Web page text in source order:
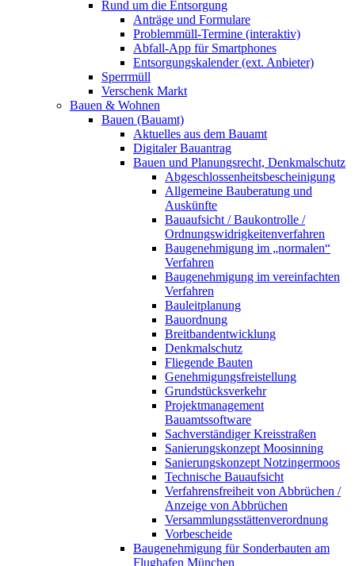
Rund um die Entsorgung
Anträge und Formulare
Problemmüll-Termine (interaktiv)
Abfall-App für Smartphones
Entsorgungskalender (ext. Anbieter)
Sperrmüll
Verschenk Markt
Bauen & Wohnen
Bauen (Bauamt)
Aktuelles aus dem Bauamt
Digitaler Bauantrag
Bauen und Planungsrecht, Denkmalschutz
Abgeschlossenheitsbescheinigung
Allgemeine Bauberatung und
Auskünfte
Bauaufsicht / Baukontrolle /
Ordnungswidrigkeitenverfahren
Baugenehmigung im „normalen“
Verfahren
Baugenehmigung im vereinfachten
Verfahren
Bauleitplanung
Bauordnung
Breitbandentwicklung
Denkmalschutz
Fliegende Bauten
Genehmigungsfreistellung
Grundstücksverkehr
Projektmanagement
Bauamtssoftware
Sachverständiger Kreisstraßen
Sanierungskonzept Moosinning
Sanierungskonzept Notzingermoos
Technische Bauaufsicht
Verfahrensfreiheit von Abbrüchen /
Anzeige von Abbrüchen
Versammlungsstättenverordnung
Vorbescheide
Baugenehmigung für Sonderbauten am
Flughafen München